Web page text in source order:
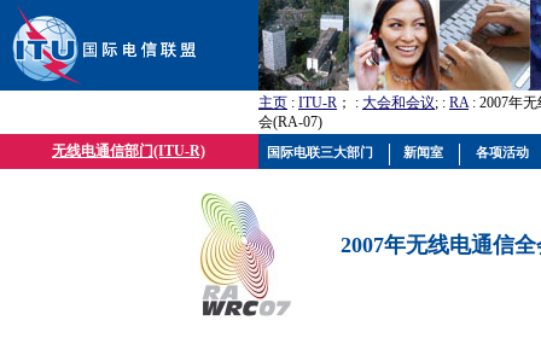
主页 : ITU-R ； : 大会和会议; : RA: 2007年
会(RA-07)
无线电通信部门(ITU-R)
2007年无线电通信
国际电联三大部门 新闻室 各项活动